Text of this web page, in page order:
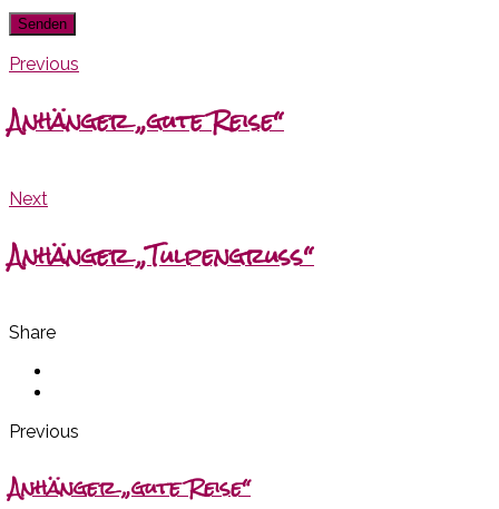
Previous
Anhänger „gute Reise“
Next
Anhänger „Tulpengruß“
Share
Previous
Anhänger „gute Reise“